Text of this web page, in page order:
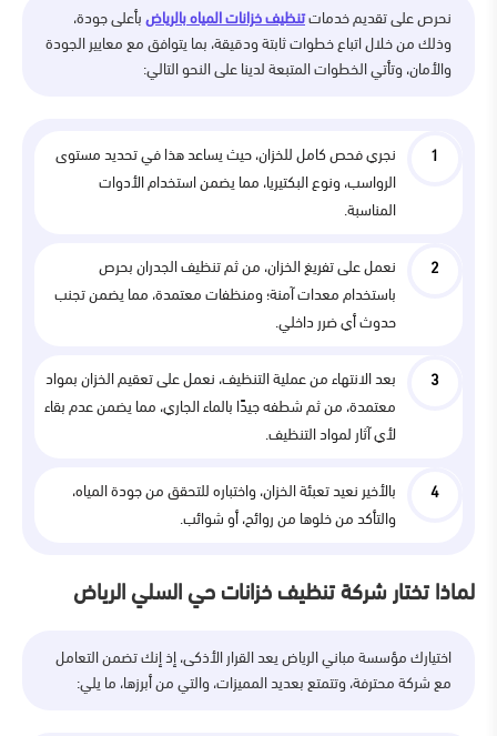
نحرص على تقديم خدماتتنظيف خزانات المياه بالرياضبأعلى جودة،
وذلك من خلال اتباع خطوات ثابتة ودقيقة، بما يتوافق مع معايير الجودة
والأمان، وتأتي الخطوات المتبعة لدينا على النحو التالي:
نجري فحص كامل للخزان، حيث يساعد هذا في تحديد مستوى
الرواسب، ونوع البكتيريا، مما يضمن استخدام الأدوات
المناسبة.
نعمل على تفريغ الخزان، من ثم تنظيف الجدران بحرص
باستخدام معدات آمنة؛ ومنظفات معتمدة، مما يضمن تجنب
حدوث أي ضرر داخلي.
بعد الانتهاء من عملية التنظيف، نعمل على تعقيم الخزان بمواد
معتمدة، من ثم شطفه جيدًا بالماء الجاري، مما يضمن عدم بقاء
لأي آثار لمواد التنظيف.
بالأخير نعيد تعبئة الخزان، واختباره للتحقق من جودة المياه،
والتأكد من خلوها من روائح، أو شوائب.
لماذا تختار شركة تنظيف خزانات حي السلي الرياض
اختيارك مؤسسة مباني الرياض يعد القرار الأذكى، إذ إنك تضمن التعامل
مع شركة محترفة، وتتمتع بعديد المميزات، والتي من أبرزها، ما يلي: